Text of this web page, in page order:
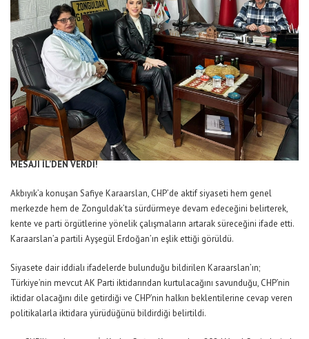
MESAJI İL’DEN VERDİ!
Akbıyık’a konuşan Safiye Karaarslan, CHP’de aktif siyaseti hem genel
merkezde hem de Zonguldak’ta sürdürmeye devam edeceğini belirterek,
kente ve parti örgütlerine yönelik çalışmaların artarak süreceğini ifade etti.
Karaarslan’a partili Ayşegül Erdoğan’ın eşlik ettiği görüldü.
Siyasete dair iddialı ifadelerde bulunduğu bildirilen Karaarslan’ın;
Türkiye’nin mevcut AK Parti iktidarından kurtulacağını savunduğu, CHP’nin
iktidar olacağını dile getirdiği ve CHP’nin halkın beklentilerine cevap veren
politikalarla iktidara yürüdüğünü bildirdiği belirtildi.